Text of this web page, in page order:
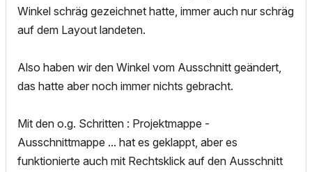
Winkel schräg gezeichnet hatte, immer auch nur schräg
auf dem Layout landeten.
Also haben wir den Winkel vom Ausschnitt geändert,
das hatte aber noch immer nichts gebracht.
Mit den o.g. Schritten : Projektmappe -
Ausschnittmappe ... hat es geklappt, aber es
funktionierte auch mit Rechtsklick auf den Ausschnitt